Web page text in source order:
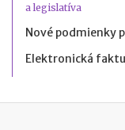
a legislatíva
Nové podmienky
Elektronická